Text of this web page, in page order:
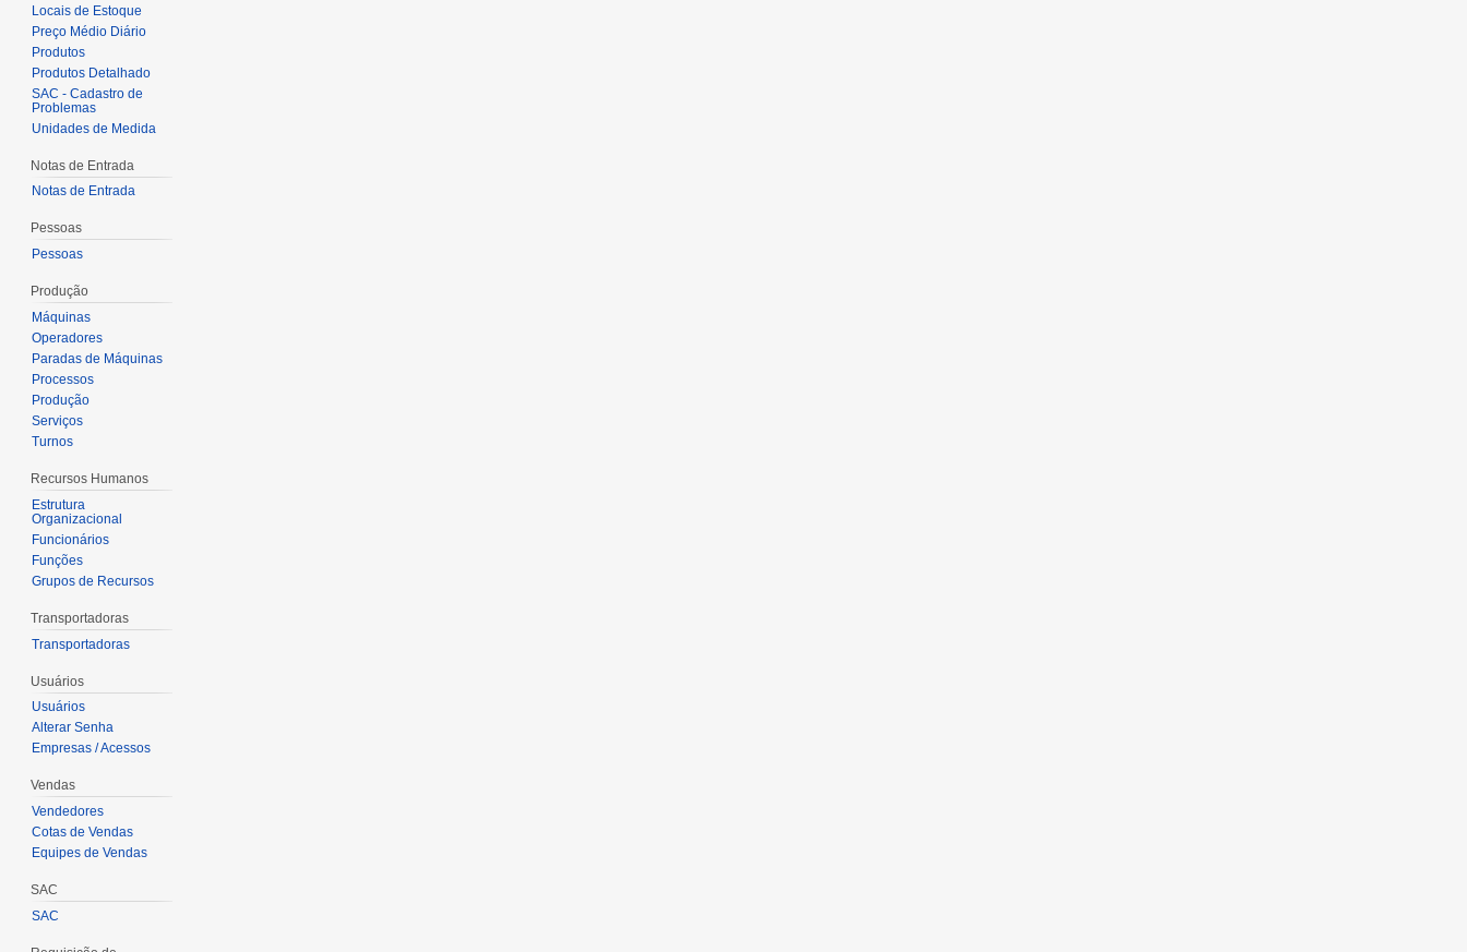
Locais de Estoque
Preço Médio Diário
Produtos
Produtos Detalhado
SAC - Cadastro de
Problemas
Unidades de Medida
Notas de Entrada
Notas de Entrada
Pessoas
Pessoas
Produção
Máquinas
Operadores
Paradas de Máquinas
Processos
Produção
Serviços
Turnos
Recursos Humanos
Estrutura
Organizacional
Funcionários
Funções
Grupos de Recursos
Transportadoras
Transportadoras
Usuários
Usuários
Alterar Senha
Empresas / Acessos
Vendas
Vendedores
Cotas de Vendas
Equipes de Vendas
SAC
SAC